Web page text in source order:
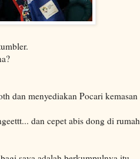
dan menyediakan Pocari kemasan
dan cepet abis dong di rumah